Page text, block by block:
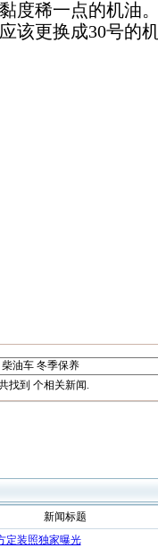
稀一点的机油。
该更换成30号的
找到 个相关新闻.
新闻标题
定装照独家曝光